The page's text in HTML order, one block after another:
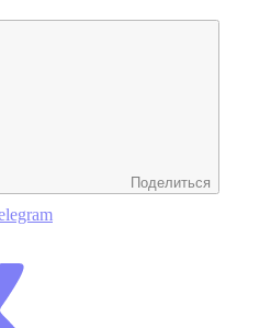
Поделиться